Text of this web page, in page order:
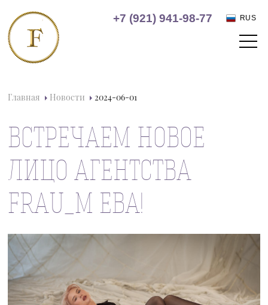
+7 (921) 941-98-77 RUS
Главная Новости 2024-06-01
ВСТРЕЧАЕМ НОВОЕ
ЛИЦО АГЕНТСТВА
FRAU_M ЕВА!